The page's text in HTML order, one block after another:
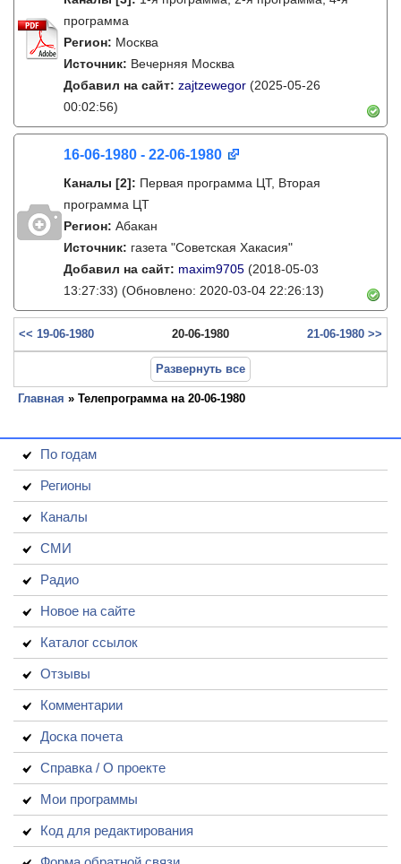
программа
Регион: Москва
Источник: Вечерняя Москва
Добавил на сайт: zajtzewegor (2025-05-26
00:02:56)
16-06-1980 - 22-06-1980
Каналы [2]: Первая программа ЦТ, Вторая
программа ЦТ
Регион: Абакан
Источник: газета "Советская Хакасия"
Добавил на сайт: maxim9705 (2018-05-03
13:27:33) (Обновлено: 2020-03-04 22:26:13)
<< 19-06-1980 20-06-1980 21-06-1980 >>
Развернуть все
Главная » Телепрограмма на 20-06-1980
По годам
Регионы
Каналы
СМИ
Радио
Новое на сайте
Каталог ссылок
Отзывы
Комментарии
Доска почета
Справка / О проекте
Мои программы
Код для редактирования